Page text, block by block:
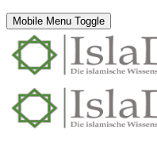
Mobile Menu Toggle